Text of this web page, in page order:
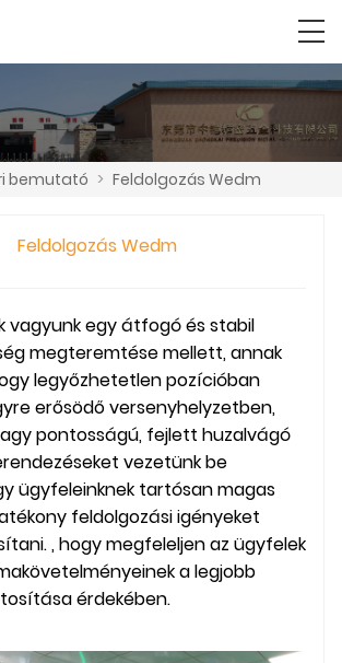
bemutató > Feldolgozás Wedm
Feldolgozás Wedm
vagyunk egy átfogó és stabil
megteremtése mellett, annak
legyőzhetetlen pozícióban
erősödő versenyhelyzetben,
pontosságú, fejlett huzalvágó
vezetünk be
ügyfeleinknek tartósan magas
feldolgozási igényeket
, hogy megfeleljen az ügyfelek
a legjobb
érdekében.